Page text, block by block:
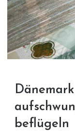
beflügeln